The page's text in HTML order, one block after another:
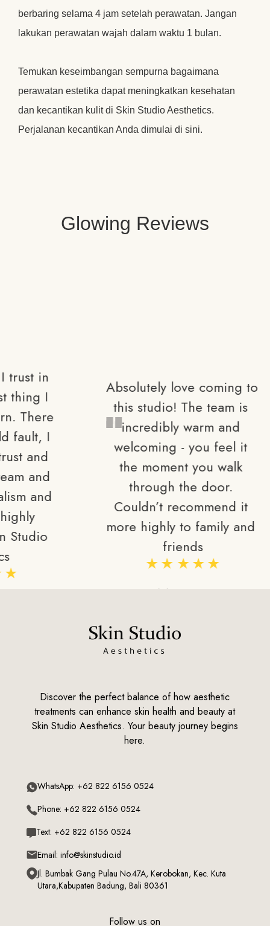
berbaring selama 4 jam setelah perawatan. Jangan
lakukan perawatan wajah dalam waktu 1 bulan.
Temukan keseimbangan sempurna bagaimana
perawatan estetika dapat meningkatkan kesehatan
dan kecantikan kulit di Skin Studio Aesthetics.
Perjalanan kecantikan Anda dimulai di sini.
Glowing Reviews
Absolutely love coming to
this studio! The team is
incredibly warm and
welcoming - you feel it
the moment you walk
through the door.
Couldn’t recommend it
more highly to family and
Discover the perfect balance of how aesthetic
treatments can enhance skin health and beauty at
Skin Studio Aesthetics. Your beauty journey begins
here.
WhatsApp: +62 822 6156 0524
Phone: +62 822 6156 0524
Text: +62 822 6156 0524
Email: info@skinstudio.id
Jl. Bumbak Gang Pulau No.47A, Kerobokan, Kec. Kuta
Utara,Kabupaten Badung, Bali 80361
Follow us on